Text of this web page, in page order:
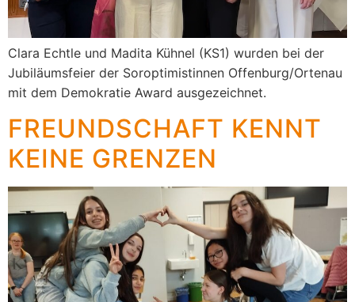
Clara Echtle und Madita Kühnel (KS1) wurden bei der
Jubiläumsfeier der Soroptimistinnen Offenburg/Ortenau
mit dem Demokratie Award ausgezeichnet.
FREUNDSCHAFT KENNT
KEINE GRENZEN